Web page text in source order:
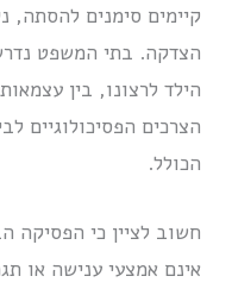
קיימים סימנים להסתה,
הצדקה. בתי המשפט
הילד לרצונו, בין
הצרכים הפסיכולוגיים
הכולל.
חשוב לציין כי הפסיקה
אינם אמצעי ענישה או